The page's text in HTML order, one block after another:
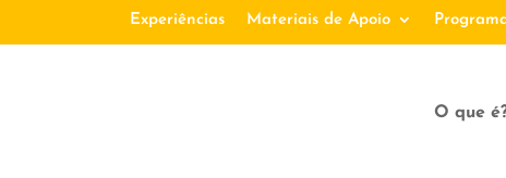
Experiências Materiais de Apoio
O que